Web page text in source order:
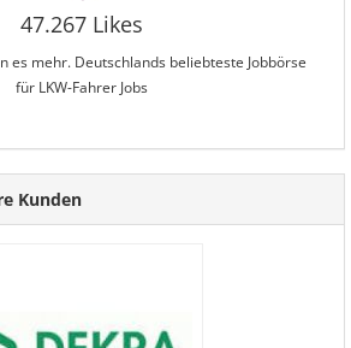
47.267 Likes
es mehr. Deutschlands beliebteste Jobbörse
für LKW-Fahrer Jobs
Kunden